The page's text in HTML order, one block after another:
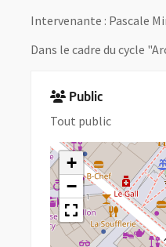
Intervenante : Pascale
Dans le cadre du cycle
Public
Tout public
+
−